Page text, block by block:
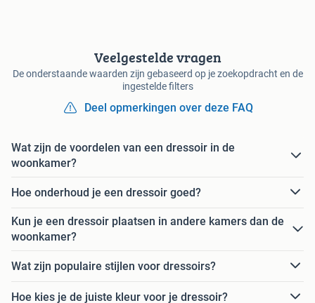
Veelgestelde vragen
De onderstaande waarden zijn gebaseerd op je zoekopdracht en de
ingestelde filters
Deel opmerkingen over deze FAQ
Wat zijn de voordelen van een dressoir in de
woonkamer?
Hoe onderhoud je een dressoir goed?
Kun je een dressoir plaatsen in andere kamers dan de
woonkamer?
Wat zijn populaire stijlen voor dressoirs?
Hoe kies je de juiste kleur voor je dressoir?